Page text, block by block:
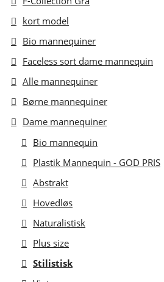
kort model
Bio mannequiner
Faceless sort dame mannequin
Alle mannequiner
Børne mannequiner
Dame mannequiner
Bio mannequin
Plastik Mannequin - GOD PRIS
Abstrakt
Hovedløs
Naturalistisk
Plus size
Stilistisk